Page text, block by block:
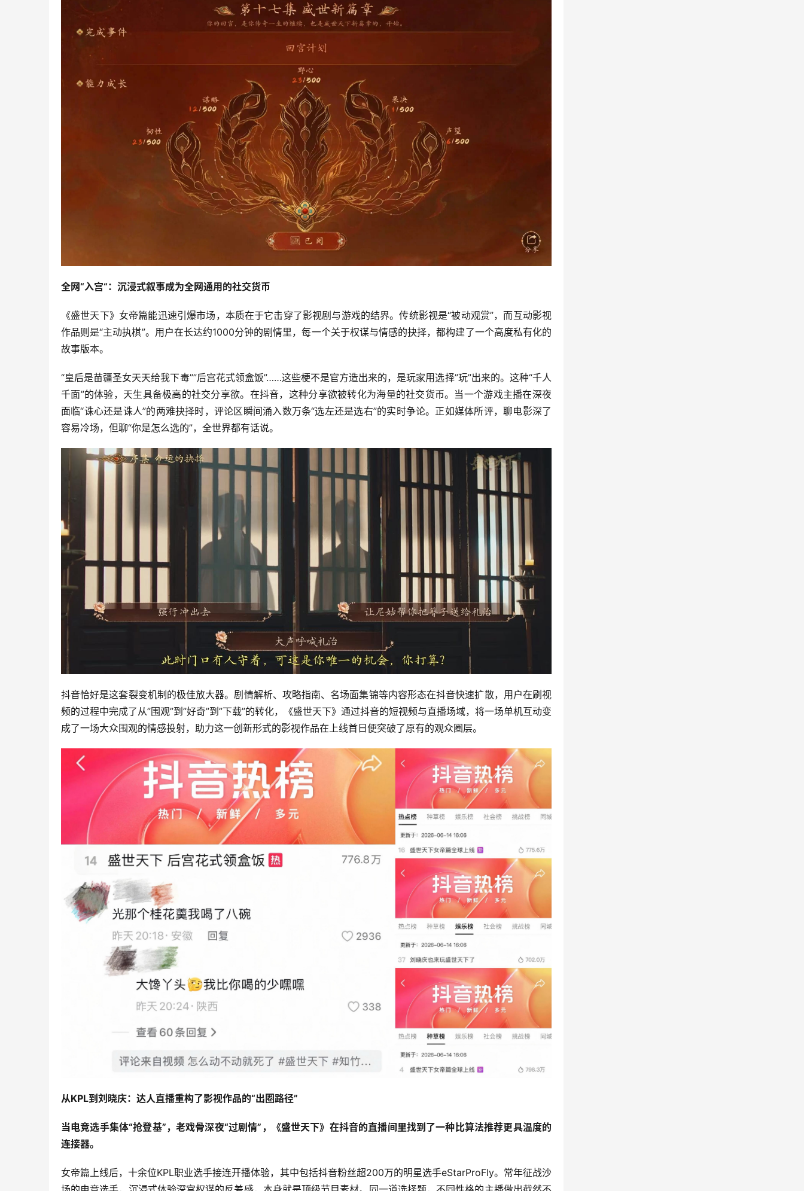
全网“入宫“：沉浸式叙事成为全网通用的社交货币
《盛世天下》女帝篇能迅速引爆市场，本质在于它击穿了影视剧与游戏的结界。传统影视是“被动观赏”，而互动影视
作品则是“主动执棋”。用户在长达约1000分钟的剧情里，每一个关于权谋与情感的抉择，都构建了一个高度私有化的
故事版本。
“皇后是苗疆圣女天天给我下毒””后宫花式领盒饭”……这些梗不是官方造出来的，是玩家用选择”玩”出来的。这种“千人
千面”的体验，天生具备极高的社交分享欲。在抖音，这种分享欲被转化为海量的社交货币。当一个游戏主播在深夜
面临“诛心还是诛人”的两难抉择时，评论区瞬间涌入数万条“选左还是选右”的实时争论。正如媒体所评，聊电影深了
容易冷场，但聊“你是怎么选的”，全世界都有话说。
抖音恰好是这套裂变机制的极佳放大器。剧情解析、攻略指南、名场面集锦等内容形态在抖音快速扩散，用户在刷视
频的过程中完成了从”围观”到”好奇”到”下载”的转化，《盛世天下》通过抖音的短视频与直播场域，将一场单机互动变
成了一场大众围观的情感投射，助力这一创新形式的影视作品在上线首日便突破了原有的观众圈层。
从KPL到刘晓庆：达人直播重构了影视作品的“出圈路径”
当电竞选手集体“抢登基” ，老戏骨深夜“过剧情” ，《盛世天下》在抖音的直播间里找到了一种比算法推荐更具温度的
连接器。
女帝篇上线后，十余位KPL职业选手接连开播体验，其中包括抖音粉丝超200万的明星选手eStarProFly。常年征战沙